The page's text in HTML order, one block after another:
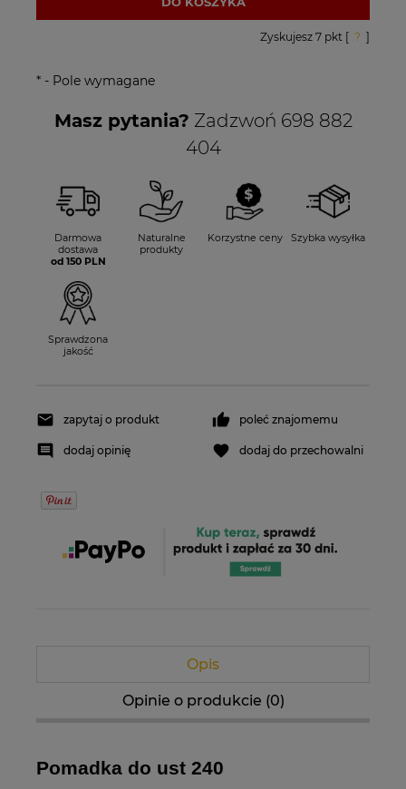
Zyskujesz 7 pkt [ ? ]
* - Pole wymagane
Masz pytania? Zadzwoń 698 882
404
Darmowa
dostawa
od 150 PLN
Naturalne
produkty
Korzystne ceny Szybka wysyłka
Sprawdzona
jakość
zapytaj o produkt poleć znajomemu
dodaj opinię dodaj do przechowalni
Opis
Opinie o produkcie (0)
Pomadka do ust 240